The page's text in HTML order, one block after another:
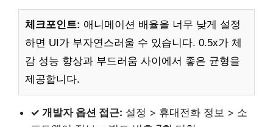
체크포인트: 애니메이션 배율을 너무 낮게 설정
하면 UI가 부자연스러울 수 있습니다. 0.5x가 체
감 성능 향상과 부드러움 사이에서 좋은 균형을
제공합니다.
✓ 개발자 옵션 접근: 설정 > 휴대전화 정보 > 소